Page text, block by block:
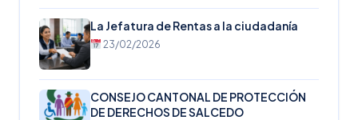
La Jefatura de Rentas a la ciudadanía
23/02/2026
CONSEJO CANTONAL DE PROTECCIÓN
DE DERECHOS DE SALCEDO